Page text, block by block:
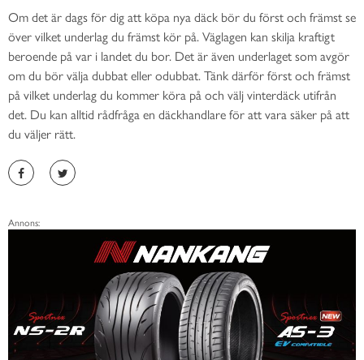
Om det är dags för dig att köpa nya däck bör du först och främst se
över vilket underlag du främst kör på. Väglagen kan skilja kraftigt
beroende på var i landet du bor. Det är även underlaget som avgör
om du bör välja dubbat eller odubbat. Tänk därför först och främst
på vilket underlag du kommer köra på och välj vinterdäck utifrån
det. Du kan alltid rådfråga en däckhandlare för att vara säker på att
du väljer rätt.
Annons: